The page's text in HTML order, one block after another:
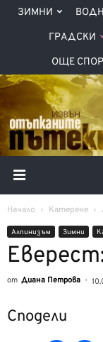
ЗИМНИ
ГРАДСКИ
ОЩЕ
Начало Катерене
Алпинизъм Зимни
от Диана Петрова -
Сподели